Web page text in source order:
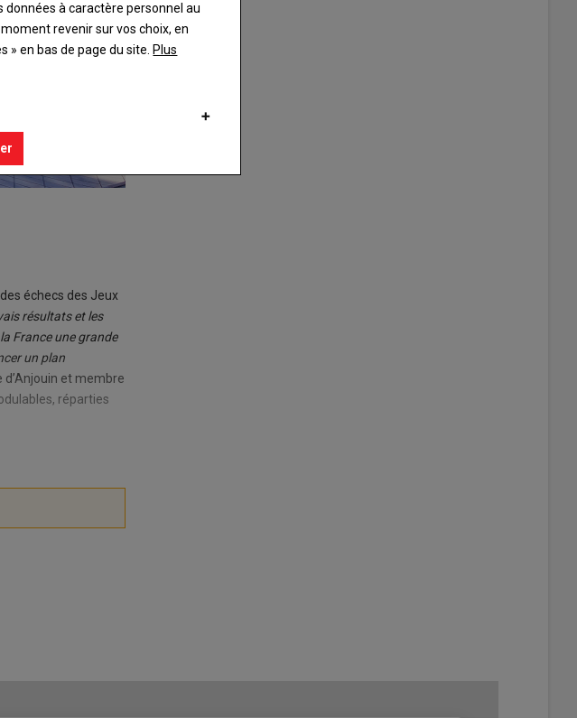
échecs des Jeux
résultats et les
France une grande
un plan
et membre
réparties
données à caractère personnel au
revenir sur vos choix, en
» en bas de page du site. Plus